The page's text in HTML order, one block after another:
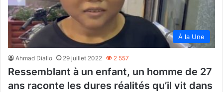
À la Une
Ahmad Diallo 29 juillet 2022 2 557
Ressemblant à un enfant, un homme de 27
ans raconte les dures réalités qu’il vit dans